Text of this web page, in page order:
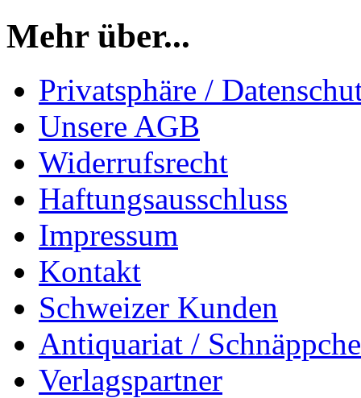
Mehr über...
Privatsphäre /
Unsere AGB
Widerrufsrecht
Haftungsausschluss
Impressum
Kontakt
Schweizer Kunden
Antiquariat /
Verlagspartner